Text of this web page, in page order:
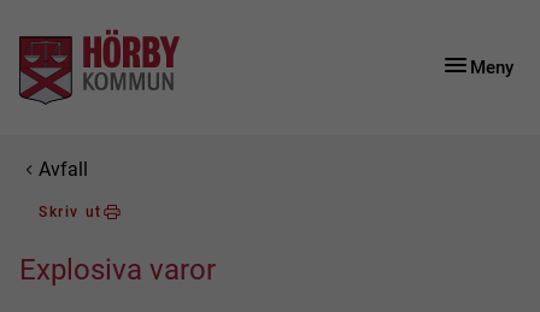
Gå till innehåll
Gå till huvudmeny
Gå till sidomeny
Meny
Du är här:
Avfall
Skriv ut
Explosiva varor